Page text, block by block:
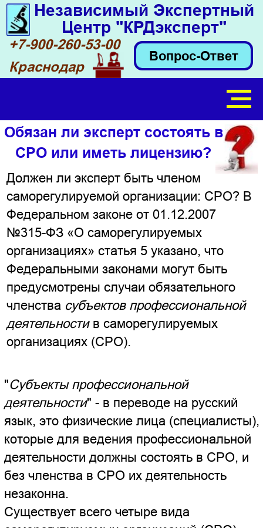
Независимый Экспертный
Центр "КРДэксперт"
+7-900-260-53-00
Краснодар
Вопрос-Ответ
Должен ли эксперт быть членом
саморегулируемой организации: СРО? В
Федеральном законе от 01.12.2007
организациях» статья 5 указано, что
Федеральными законами могут быть
предусмотрены случаи обязательного
членствасубъектов профессиональной
деятельности в саморегулируемых
Субъекты профессиональной
деятельности" - в переводе на русский
язык, это физические лица (специалисты),
которые для ведения профессиональной
деятельности должны состоять в СРО, и
без членства в СРО их деятельность
саморегулируемых организаций (СРО)
для физических лиц (специалистов),
которые созданы на основании
Федеральных законов и членство в
которых является обязательным для
выполнения профессиональной
деятельности специалиста:
1) Саморегулируемые организации
оценщиков, см. статью 22 Федерального
закона от 29.07.1998 №135-ФЗ "
оценочной деятельности в
Российской Федерации